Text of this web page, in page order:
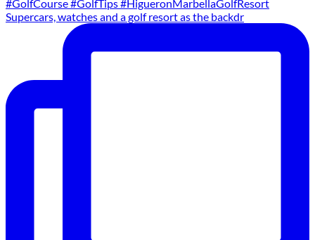
Supercars, watches and a golf resort as the backdr